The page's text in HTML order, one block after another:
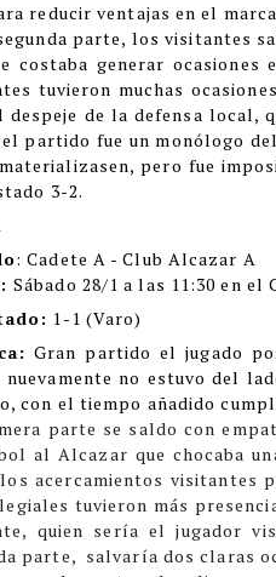
reducir ventajas en el
parte, los visitantes
costaba generar ocasiones
tuvieron muchas
despeje de la defensa local,
partido fue un monólogo
pero fue
3-2.
: Cadete A - Club Alcazar A
Sábado 28/1 a las 11:30 en el
1-1 (Varo)
Gran partido el jugado
nuevamente no estuvo del
con el tiempo añadido
parte se saldo con
al Alcazar que chocaba
acercamientos visitantes
tuvieron más
quien sería el jugador
parte, salvaría dos claras